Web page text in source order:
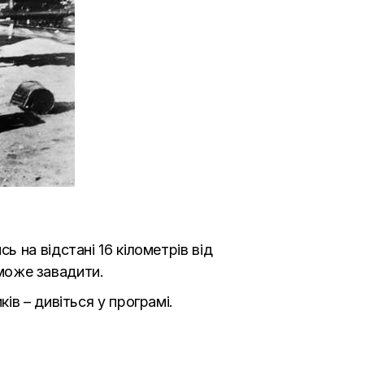
відстані 16 кілометрів від
завадити.
– дивіться у програмі.